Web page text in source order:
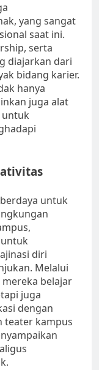
yang sangat
saat ini.
serta
diajarkan dari
bidang karier.
hanya
juga alat
untuk
untuk
diri
Melalui
belajar
juga
dengan
teater kampus